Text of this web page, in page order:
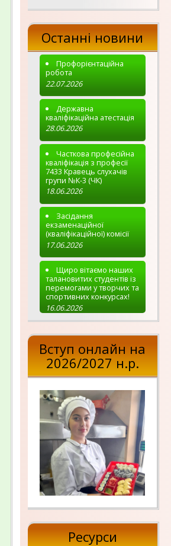
Останні новини
Профорієнтаційна
робота
22.07.2026
Державна
кваліфікаційна атестація
28.06.2026
Часткова професійна
кваліфікація з професії
7433 Кравець слухачів
групи №К-3 (ЧК)
18.06.2026
Засідання
екзаменаційної
(кваліфікаційної) комісії
17.06.2026
Щиро вітаємо наших
талановитих студентів із
перемогами у творчих та
спортивних конкурсах!
16.06.2026
Вступ онлайн на
2026/2027 н.р.
Ресурси